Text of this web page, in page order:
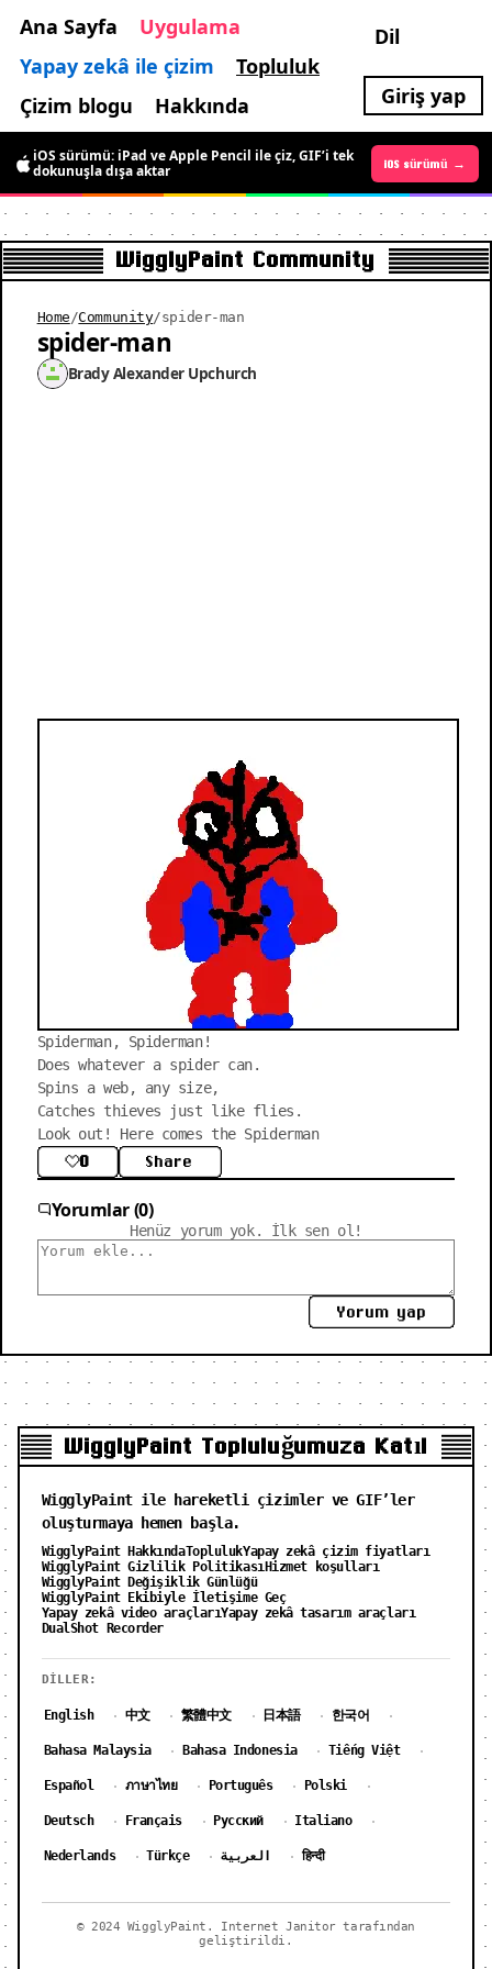
Ana Sayfa
Uygulama
Yapay zekâ ile çizim
Topluluk
Çizim blogu
Hakkında
Dil
Giriş yap
Android sürümü →
iOS sürümü: iPad ve Apple Pencil ile çiz, GIF’i tek
dokunuşla dışa aktar
iOS sürümü →
WigglyPaint Community
Home /Community/spider-man
spider-man
Brady Alexander Upchurch
Spiderman, Spiderman!
Does whatever a spider can.
Spins a web, any size,
Catches thieves just like flies.
Look out! Here comes the Spiderman
0 Share
Yorumlar (0)
Henüz yorum yok. İlk sen ol!
Yorum yap
WigglyPaint Topluluğumuza Katıl
WigglyPaint ile hareketli çizimler ve GIF’ler
oluşturmaya hemen başla.
WigglyPaint HakkındaToplulukYapay zekâ çizim fiyatları
WigglyPaint Gizlilik PolitikasıHizmet koşulları
WigglyPaint Değişiklik Günlüğü
WigglyPaint Ekibiyle İletişime Geç
Yapay zekâ video araçlarıYapay zekâ tasarım araçları
DualShot Recorder
DILLER:
English · 中文 · 繁體中文 · 日本語 · 한국어 ·
Bahasa Malaysia · Bahasa Indonesia · Tiếng Việt ·
Español · ภาษาไทย · Português · Polski ·
Deutsch · Français · Русский · Italiano ·
Nederlands · Türkçe · العربية · हिन्दी
© 2024 WigglyPaint. Internet Janitor tarafından
geliştirildi.